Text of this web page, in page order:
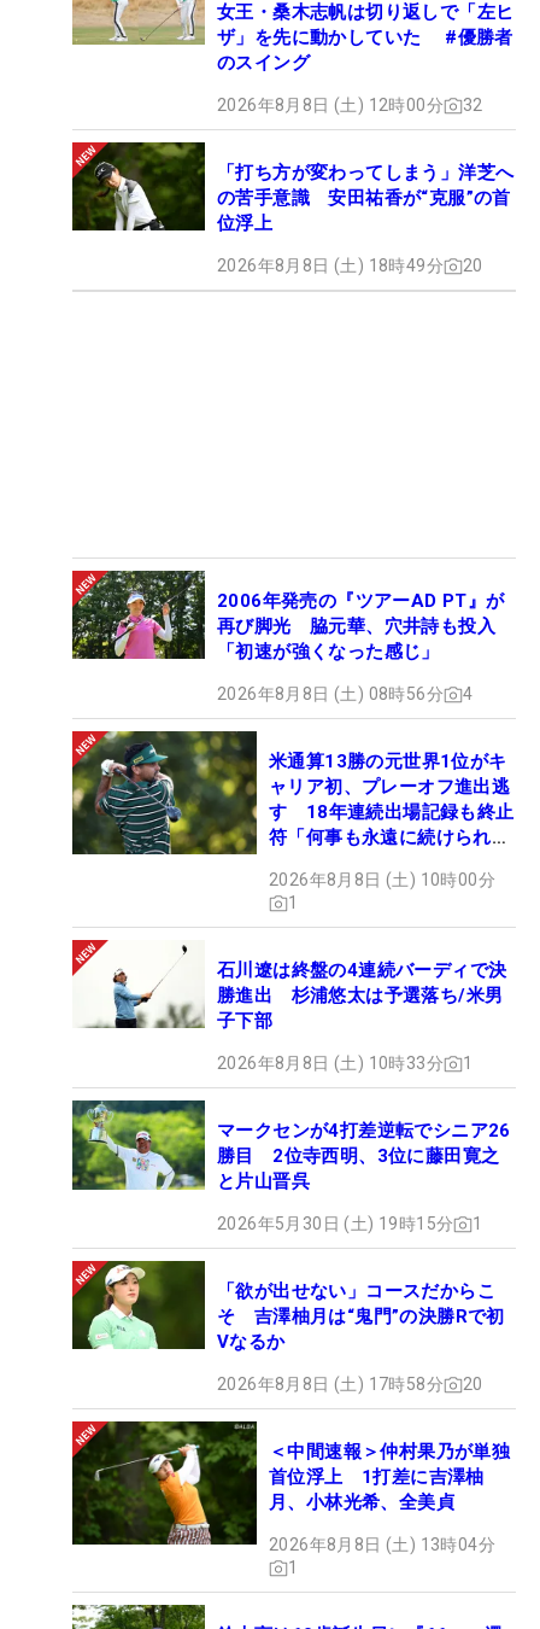
女王・桑木志帆は切り返しで「左ヒ
ザ」を先に動かしていた #優勝者
のスイング
2026年8月8日 (土) 12時00分 32
「打ち方が変わってしまう」洋芝へ
の苦手意識 安田祐香が“克服”の首
位浮上
2026年8月8日 (土) 18時49分 20
2006年発売の『ツアーAD PT』が
再び脚光 脇元華、穴井詩も投入
「初速が強くなった感じ」
2026年8月8日 (土) 08時56分 4
米通算13勝の元世界1位がキ
ャリア初、プレーオフ進出逃
す 18年連続出場記録も終止
符「何事も永遠に続けられな
2026年8月8日 (土) 10時00分
1
石川遼は終盤の4連続バーディで決
勝進出 杉浦悠太は予選落ち/米男
子下部
2026年8月8日 (土) 10時33分 1
マークセンが4打差逆転でシニア26
勝目 2位寺西明、3位に藤田寛之
と片山晋呉
2026年5月30日 (土) 19時15分 1
「欲が出せない」コースだからこ
そ 吉澤柚月は“鬼門”の決勝Rで初
Vなるか
2026年8月8日 (土) 17時58分 20
＜中間速報＞仲村果乃が単独
首位浮上 1打差に吉澤柚
月、小林光希、全美貞
2026年8月8日 (土) 13時04分
1